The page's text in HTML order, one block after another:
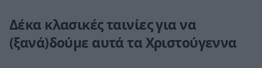
Δέκα κλασικές ταινίες για να
(ξανά)δούμε αυτά τα Χριστούγεννα